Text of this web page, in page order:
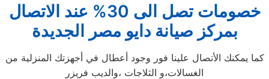
خصومات تصل الى 30% عند الاتصال
بمركز صيانة دايو مصر الجديدة
كما يمكنك الأتصال علينا فور وجود أعطال في أجهزتك المنزلية من
الغسالات،و الثلاجات ،والديب فريزر